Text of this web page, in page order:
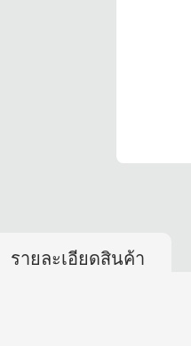
รายละเอียดสินค้า